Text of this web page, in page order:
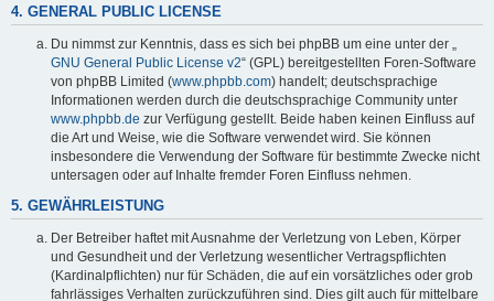
4. GENERAL PUBLIC LICENSE
Du nimmst zur Kenntnis, dass es sich bei phpBB um eine unter der „
GNU General Public License v2“ (GPL) bereitgestellten Foren-Software
von phpBB Limited (www.phpbb.com) handelt; deutschsprachige
Informationen werden durch die deutschsprachige Community unter
www.phpbb.de zur Verfügung gestellt. Beide haben keinen Einfluss auf
die Art und Weise, wie die Software verwendet wird. Sie können
insbesondere die Verwendung der Software für bestimmte Zwecke nicht
untersagen oder auf Inhalte fremder Foren Einfluss nehmen.
5. GEWÄHRLEISTUNG
Der Betreiber haftet mit Ausnahme der Verletzung von Leben, Körper
und Gesundheit und der Verletzung wesentlicher Vertragspflichten
(Kardinalpflichten) nur für Schäden, die auf ein vorsätzliches oder grob
fahrlässiges Verhalten zurückzuführen sind. Dies gilt auch für mittelbare